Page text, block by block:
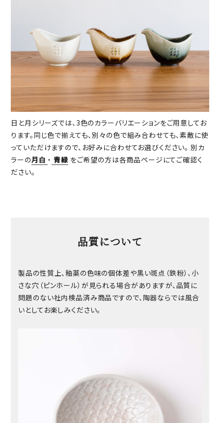
日と月シリーズでは、3色のカラーバリエーションをご用意してお
ります。同じ色で揃えても、別々の色で組み合わせても、素敵に使
っていただけますので、お好みに合わせてお選びください。 別カ
ラーの月白 ・ 青緑 をご希望の方は各商品ページにてご確認く
ださい。
品質について
製品の性質上、釉薬の色味の個体差や黒い斑点（鉄粉）、小
さな穴（ピンホール）が見られる場合がありますが、品質に
問題のない社内検品済み商品ですので、陶器ならでは風合
いとしてお楽しみください。